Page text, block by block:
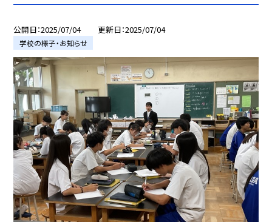
公開日 2025/07/04 更新日 2025/07/04
学校の様子・お知らせ